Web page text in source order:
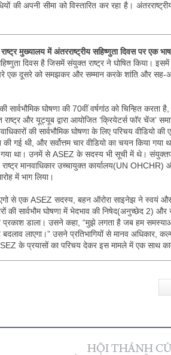
की अपनी सीमा को विस्तारित कर रहा है।
मुख्यालय में अंतरराष्ट्रीय सहिष्णुता दिवस पर एक
दिवस है जिसमें संयुक्त राष्ट्र ने घोषित किया। इसमें
एक दूसरे को समझकर और सम्मान करके शांति और सह-
सार्वभौमिक घोषणा की 70वीं वर्षगांठ को चिन्हित करता
और यूट्यूब द्वारा आयोजित ‘क्रियेटर्स फॉर चेंज’
की सार्वभौमिक घोषणा के लिए परिचय वीडियो
गई थी, और सर्वोत्तम चार वीडियो का चयन किया गया
गया था। उनमें से ASEZ के सदस्य भी सूची में थे। संयुक्तप
मानवाधिकार उच्चायुक्त कार्यालय(UN
में भाग लिया।
से एक ASEZ सदस्य, बहन ऑरोरा साइनेझ ने स्वयं
की सार्वभौम घोषणा में भेदभाव की निषेद(अनुच्छेद
डाला। उसने कहा, “मुझे लगता है जब हम
लाएगा।” उसने प्रतिभागियों से मानव अधिकार,
के प्रयासों का परिचय देकर इस मामले में एक साथ